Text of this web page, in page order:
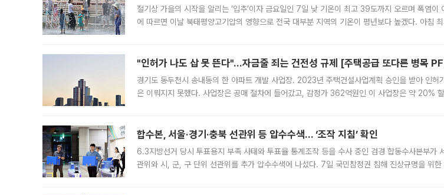
절기상 가을의 시작을 알리는 ‘입추’이자 금요일인 7일 낮 기온이 최고 39도까지 오르며 폭염이
에 따르면 이날 북태평양고기압의 영향으로 전국 대부분 지역의 기온이 평년보다 높겠다. 아침
"인허가 나도 삽 못 뜬다"…자금줄 죄는 건전성 규제 [주택공급 또다른 병목
경기도 동두천시 송내동의 한 아파트 개발 사업장. 2023년 주택건설사업계획 승인을 받아 인허
은 이뤄지지 못했다. 사업장은 공매 절차에 들어갔고, 감정가 362억원인 이 사업장은 약 20%
합수본, 서울·경기·충북 선관위 등 압수수색… ‘조작 지침’ 확인
6.3지방선거 당시 투표용지 부족 사태와 투표율 통계조작 등을 수사 중인 검경 합동수사본부가
관위와 시, 군, 구 단위 선관위를 추가 압수수색에 나섰다. 7일 국민참정권 침해 진상규명을 위한